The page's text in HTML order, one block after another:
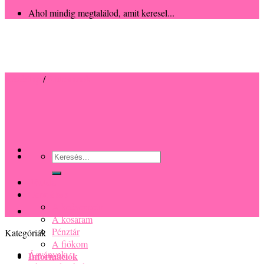
Ahol mindig megtalálod, amit keresel...
következőre:
Főoldal
Termékek
A fiókom
Információk
Fontos tudnivalók
Mérési útmutató
/
Kategóriák
Ásványok